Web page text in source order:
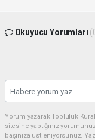
Okuyucu Yorumları
Yorum yazarak Topluluk
sitesine yaptığınız
başınıza üstleniyorsunuz.